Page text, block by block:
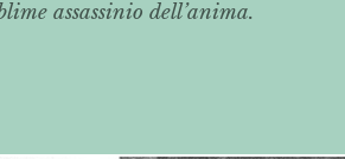
assassinio dell’anima.